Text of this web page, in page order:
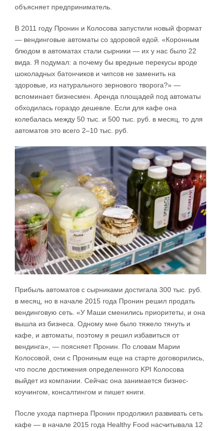
объясняет предприниматель.
В 2011 году Пронин и Колосова запустили новый формат
— вендинговые автоматы со здоровой едой. «Коронным
блюдом в автоматах стали сырники — их у нас было 22
вида. Я подумал: а почему бы вредные перекусы вроде
шоколадных батончиков и чипсов не заменить на
здоровые, из натурального зернового творога?» —
вспоминает бизнесмен. Аренда площадей под автоматы
обходилась гораздо дешевле. Если для кафе она
колебалась между 50 тыс. и 500 тыс. руб. в месяц, то для
автоматов это всего 2–10 тыс. руб.
Прибыль автоматов с сырниками достигала 300 тыс. руб.
в месяц, но в начале 2015 года Пронин решил продать
вендинговую сеть. «У Маши сменились приоритеты, и она
вышла из бизнеса. Одному мне было тяжело тянуть и
кафе, и автоматы, поэтому я решил избавиться от
вендинга», — поясняет Пронин. По словам Марии
Колосовой, они с Прониным еще на старте договорились,
что после достижения определенного KPI Колосова
выйдет из компании. Сейчас она занимается бизнес-
коучингом, консалтингом и пишет книги.
После ухода партнера Пронин продолжил развивать сеть
кафе — в начале 2015 года Healthy Food насчитывала 12